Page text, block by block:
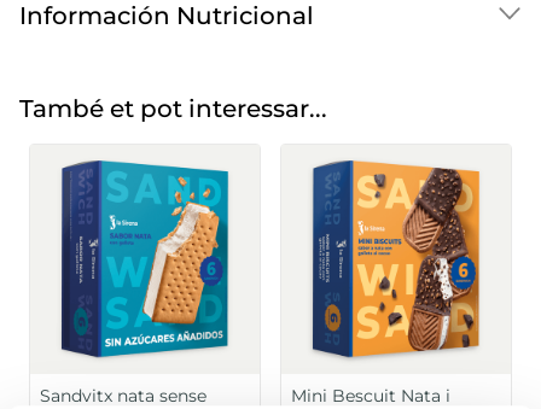
Información Nutricional
També et pot interessar...
Sandvitx nata sense
Mini Bescuit Nata i